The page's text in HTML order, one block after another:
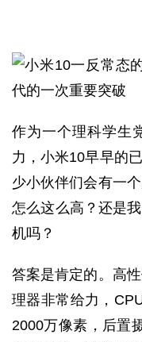
作为一个理科学生
力，小米10早早的
少小伙伴们会有一
怎么这么高？还是
机吗？
答案是肯定的。高
理器非常给力，
2000万像素，后置